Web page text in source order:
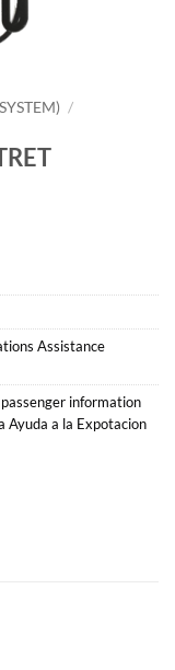
/
Assistance
passenger information
Ayuda a la Expotacion